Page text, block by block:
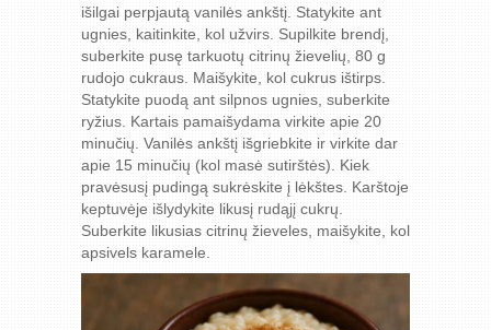
išilgai perpjautą vanilės ankštį. Statykite ant
ugnies, kaitinkite, kol užvirs. Supilkite brendį,
suberkite pusę tarkuotų citrinų žievelių, 80 g
rudojo cukraus. Maišykite, kol cukrus ištirps.
Statykite puodą ant silpnos ugnies, suberkite
ryžius. Kartais pamaišydama virkite apie 20
minučių. Vanilės ankštį išgriebkite ir virkite dar
apie 15 minučių (kol masė sutirštės). Kiek
pravėsusį pudingą sukrėskite į lėkštes. Karštoje
keptuvėje išlydykite likusį rudąjį cukrų.
Suberkite likusias citrinų žieveles, maišykite, kol
apsivels karamele.